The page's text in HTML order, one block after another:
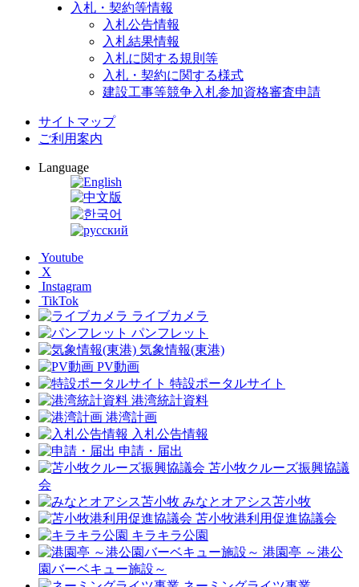
入札・契約等情報
入札公告情報
入札結果情報
入札に関する規則等
入札・契約に関する様式
建設工事等競争入札参加資格審査申請
サイトマップ
ご利用案内
Language
Youtube
X
Instagram
TikTok
ライブカメラ
パンフレット
気象情報(東港)
PV動画
特設ポータルサイト
港湾統計資料
港湾計画
入札公告情報
申請・届出
苫小牧クルーズ振興協議
会
みなとオアシス苫小牧
苫小牧港利用促進協議会
キラキラ公園
港園亭 ～港公
園バーベキュー施設～